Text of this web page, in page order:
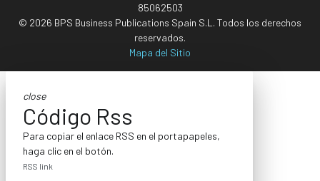
85062503
© 2026 BPS Business Publications Spain S.L. Todos los derechos
reservados.
Mapa del Sitio
close
Código Rss
Para copiar el enlace RSS en el portapapeles,
haga clic en el botón.
RSS link